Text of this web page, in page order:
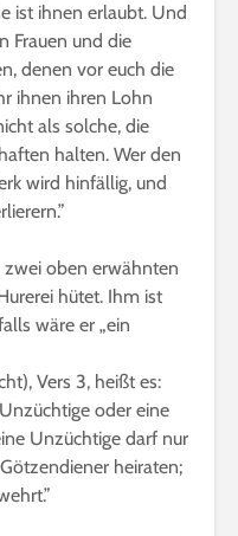
ist ihnen erlaubt. Und
Frauen und die
denen vor euch die
ihnen ihren Lohn
als solche, die
halten. Wer den
wird hinfällig, und
hütet. Ihm ist
wäre er „ein
Vers 3, heißt es:
oder eine
Unzüchtige darf nur
heiraten;